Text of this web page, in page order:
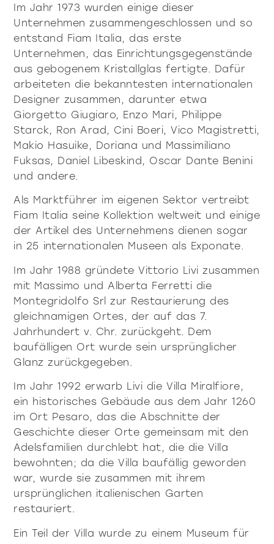
alle
produkte
Incisive sophisticated Soft Sophisticated
Im Jahr 1973 wurden einige dieser
Unternehmen zusammengeschlossen und so
entstand Fiam Italia, das erste
Unternehmen, das Einrichtungsgegenstände
aus gebogenem Kristallglas fertigte. Dafür
arbeiteten die bekanntesten internationalen
Designer zusammen, darunter etwa
Giorgetto Giugiaro, Enzo Mari, Philippe
Starck, Ron Arad, Cini Boeri, Vico Magistretti,
Makio Hasuike, Doriana und Massimiliano
Fuksas, Daniel Libeskind, Oscar Dante Benini
und andere.
Als Marktführer im eigenen Sektor vertreibt
Fiam Italia seine Kollektion weltweit und einige
der Artikel des Unternehmens dienen sogar
in 25 internationalen Museen als Exponate.
Im Jahr 1988 gründete Vittorio Livi zusammen
mit Massimo und Alberta Ferretti die
Montegridolfo Srl zur Restaurierung des
gleichnamigen Ortes, der auf das 7.
Jahrhundert v. Chr. zurückgeht. Dem
baufälligen Ort wurde sein ursprünglicher
Glanz zurückgegeben.
Im Jahr 1992 erwarb Livi die Villa Miralfiore,
ein historisches Gebäude aus dem Jahr 1260
im Ort Pesaro, das die Abschnitte der
Geschichte dieser Orte gemeinsam mit den
Adelsfamilien durchlebt hat, die die Villa
bewohnten; da die Villa baufällig geworden
war, wurde sie zusammen mit ihrem
ursprünglichen italienischen Garten
restauriert.
Ein Teil der Villa wurde zu einem Museum für